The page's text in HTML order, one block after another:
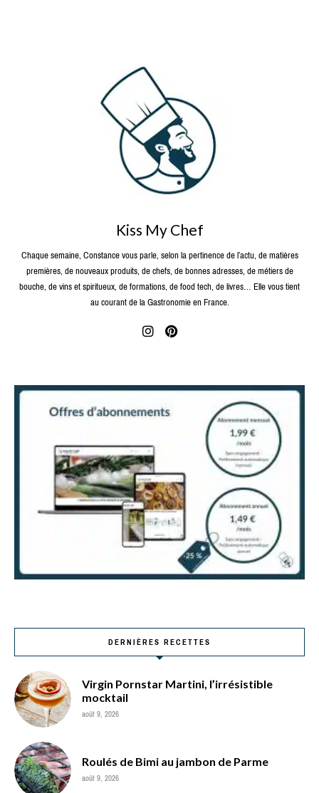
Kiss My Chef
Chaque semaine, Constance vous parle, selon la pertinence de l’actu, de matières
premières, de nouveaux produits, de chefs, de bonnes adresses, de métiers de
bouche, de vins et spiritueux, de formations, de food tech, de livres… Elle vous tient
au courant de la Gastronomie en France.
DERNIÈRES RECETTES
Virgin Pornstar Martini, l’irrésistible
mocktail
août 9, 2026
Roulés de Bimi au jambon de Parme
août 9, 2026